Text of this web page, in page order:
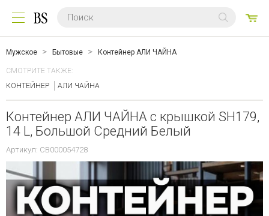
Мужское Бытовые Контейнер АЛИ ЧАЙНА
СМОТРИТЕ ТАКЖЕ:
КОНТЕЙНЕР
АЛИ ЧАЙНА
Контейнер АЛИ ЧАЙНА с крышкой SH179,
14 L, Большой Средний Белый
Артикул: CB000054728